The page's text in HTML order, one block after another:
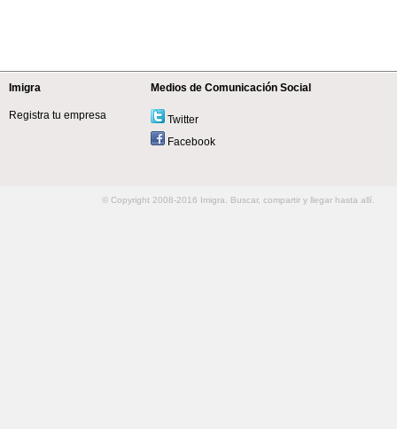
Imigra
Registra tu empresa
Medios de Comunicación Social
Twitter
Facebook
© Copyright 2008-2016 Imigra. Buscar, compartir y llegar hasta allí.